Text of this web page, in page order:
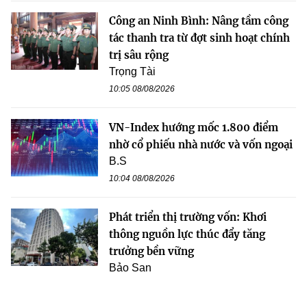
Công an Ninh Bình: Nâng tầm công
tác thanh tra từ đợt sinh hoạt chính
trị sâu rộng
Trọng Tài
10:05 08/08/2026
VN-Index hướng mốc 1.800 điểm
nhờ cổ phiếu nhà nước và vốn ngoại
B.S
10:04 08/08/2026
Phát triển thị trường vốn: Khơi
thông nguồn lực thúc đẩy tăng
trưởng bền vững
Bảo San